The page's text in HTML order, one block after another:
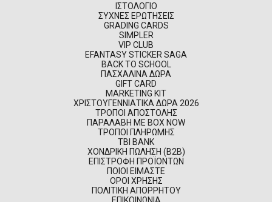
ΙΣΤΟΛΌΓΙΟ
ΣΥΧΝΈΣ ΕΡΩΤΉΣΕΙΣ
GRADING CARDS
SIMPLER
VIP CLUB
EFANTASY STICKER SAGA
BACK TO SCHOOL
ΠΑΣΧΑΛΙΝΆ ΔΏΡΑ
GIFT CARD
MARKETING KIT
ΧΡΙΣΤΟΥΓΕΝΝΙΆΤΙΚΑ ΔΏΡΑ 2026
ΤΡΌΠΟΙ ΑΠΟΣΤΟΛΉΣ
ΠΑΡΑΛΑΒΉ ΜΕ BOX NOW
ΤΡΌΠΟΙ ΠΛΗΡΩΜΉΣ
TBI BANK
ΧΟΝΔΡΙΚΉ ΠΏΛΗΣΗ (B2B)
ΕΠΙΣΤΡΟΦΉ ΠΡΟΪΌΝΤΩΝ
ΠΟΙΟΊ ΕΊΜΑΣΤΕ
ΌΡΟΙ ΧΡΉΣΗΣ
ΠΟΛΙΤΙΚΉ ΑΠΟΡΡΉΤΟΥ